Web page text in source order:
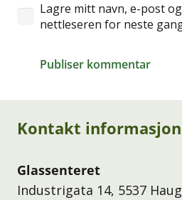
Lagre mitt navn, e-post
nettleseren for neste
Publiser kommentar
Kontakt informasjon
Glassenteret
Industrigata 14, 5537